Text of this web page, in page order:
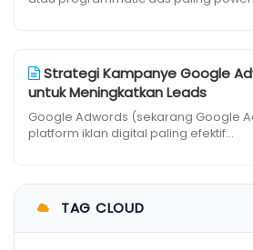
Strategi Kampanye Google
untuk Meningkatkan Leads
Google Adwords (sekarang Google
platform iklan digital paling efektif...
TAG CLOUD